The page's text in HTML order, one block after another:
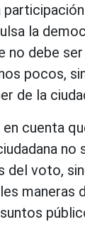
participación
la
no debe ser
pocos,
de la
cuenta
no
del voto,
maneras